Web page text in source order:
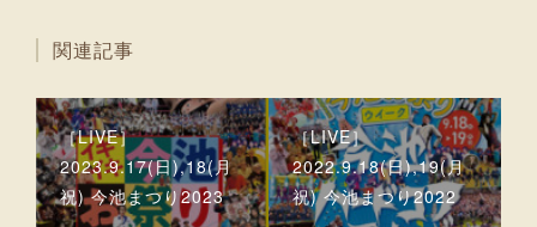
関連記事
［LIVE］
2023.9.17(日),18(月
祝) 今池まつり2023
［LIVE］
2022.9.18(日),19(月
祝) 今池まつり2022